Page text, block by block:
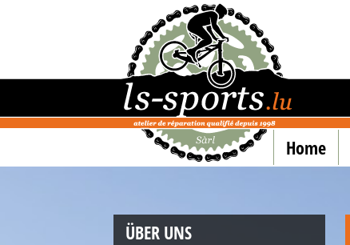
Home
ÜBER UNS